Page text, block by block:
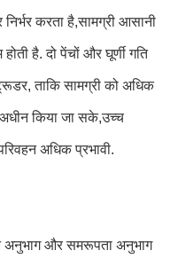
करता है,सामग्री आसानी
है. दो पेंचों और घूर्णी गति
ताकि सामग्री को अधिक
किया जा सके,उच्च
अधिक प्रभावी.
अनुभाग और समरूपता अनुभाग